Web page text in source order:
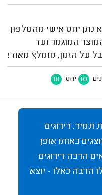
נתן יחס אישי מהטלפון
המוגמר ועד
על הזמן, מומלץ מאוד!
10 יחס 10
תמיד. דירוגים
באותו אופן
הרבה דירוגים
הרבה כאלו - יוצא